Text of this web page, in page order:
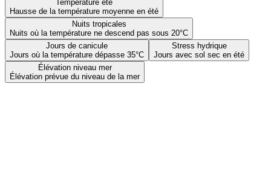
Température été
Hausse de la température moyenne en été
Nuits tropicales
Nuits où la température ne descend pas sous 20°C
Jours de canicule
Jours où la température dépasse 35°C
Stress hydrique
Jours avec sol sec en été
Élévation niveau mer
Élévation prévue du niveau de la mer